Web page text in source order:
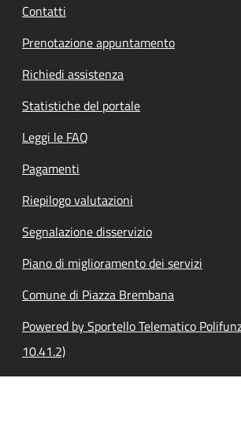
Contatti
Prenotazione appuntamento
Richiedi assistenza
Statistiche del portale
Leggi le FAQ
Pagamenti
Riepilogo valutazioni
Segnalazione disservizio
Piano di miglioramento dei servizi
Comune di Piazza Brembana
Powered by Sportello Telematico
10.41.2)